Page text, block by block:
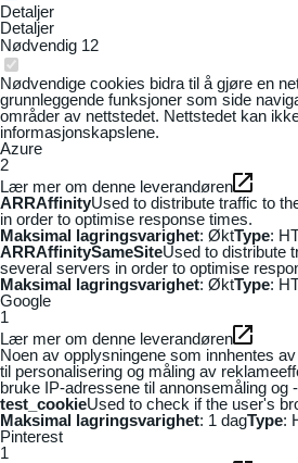
Detaljer
Detaljer
Nødvendig 12
Nødvendige cookies bidra til å gjøre en
grunnleggende funksjoner som side
områder av nettstedet. Nettstedet kan
informasjonskapslene.
Azure
2
Lær mer om denne leverandøren
ARRAffinityUsed to distribute traffic to
in order to optimise response times.
Maksimal lagringsvarighet: ØktType:
ARRAffinitySameSiteUsed to distribute
several servers in order to optimise
Maksimal lagringsvarighet: ØktType:
Google
1
Lær mer om denne leverandøren
Noen av opplysningene som innhentes
til personalisering og måling av
bruke IP-adressene til annonsemåling og
test_cookieUsed to check if the user's
Maksimal lagringsvarighet: 1 dagType:
Pinterest
1